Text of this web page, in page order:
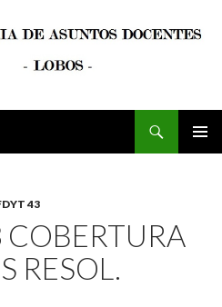
43
COBERTURA
RESOL.